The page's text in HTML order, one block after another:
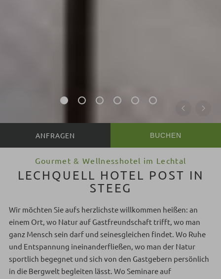
BUCHEN
Gourmet & Wellnesshotel im Lechtal
LECHQUELL HOTEL POST IN
STEEG
Wir möchten Sie aufs herzlichste willkommen heißen: an
einem Ort, wo Natur auf Gastfreundschaft trifft, wo man
ganz Mensch sein darf und seinesgleichen findet. Wo Ruhe
und Entspannung ineinanderfließen, wo man der Natur
sportlich begegnet und sich von den Gastgebern persönlich
in die Bergwelt begleiten lässt. Wo Seminare auf